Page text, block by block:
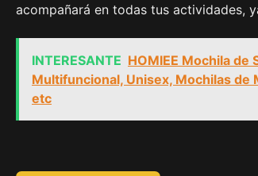
acompañará en todas tus actividades,
INTERESANTE HOMIEE Mochila
Multifuncional, Unisex, Mochilas de
etc